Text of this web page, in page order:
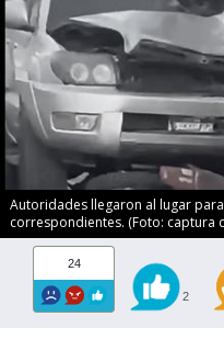
Autoridades llegaron al lugar
correspondientes. (Foto: captura
24
2